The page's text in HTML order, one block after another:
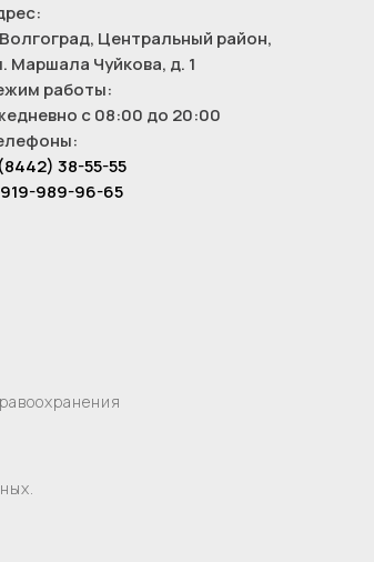
Волгоград, Центральный район,
Маршала Чуйкова, д. 1
работы:
с 08:00 до 20:00
38-55-55
989-96-65